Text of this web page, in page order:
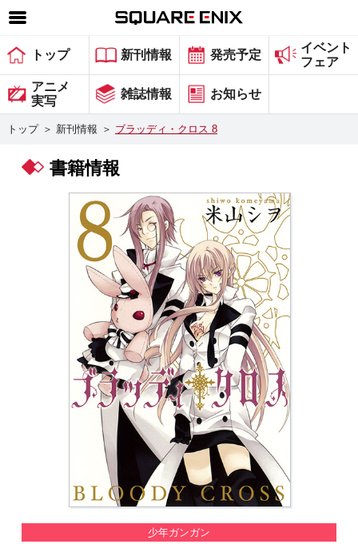
SQUARE ENIX 公式サイトメニュー
ゲーム
マガジン＆ブックス
グッズ
会社情報 採用情報
スクウェア・エニックス サイト内検索
トップ 新刊情報 発売予定
イベント
フェア
アニメ
実写
雑誌情報 お知らせ
トップ ＞ 新刊情報 ＞ ブラッディ・クロス 8
書籍情報
少年ガンガン